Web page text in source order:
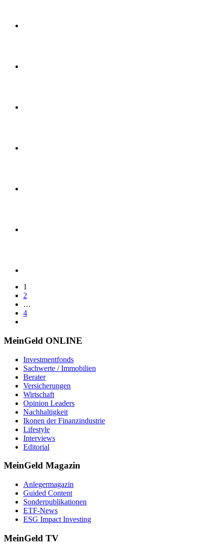
1
2
…
4
MeinGeld ONLINE
Investmentfonds
Sachwerte / Immobilien
Berater
Versicherungen
Wirtschaft
Opinion Leaders
Nachhaltigkeit
Ikonen der Finanzindustrie
Lifestyle
Interviews
Editorial
MeinGeld Magazin
Anlegermagazin
Guided Content
Sonderpublikationen
ETF-News
ESG Impact Investing
MeinGeld TV